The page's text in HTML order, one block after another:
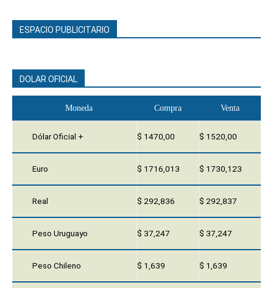
ESPACIO PUBLICITARIO
DOLAR OFICIAL
Moneda Compra Venta
Dólar Oficial + $ 1470,00 $ 1520,00
Euro $ 1716,013 $ 1730,123
Real $ 292,836 $ 292,837
Peso Uruguayo $ 37,247 $ 37,247
Peso Chileno $ 1,639 $ 1,639